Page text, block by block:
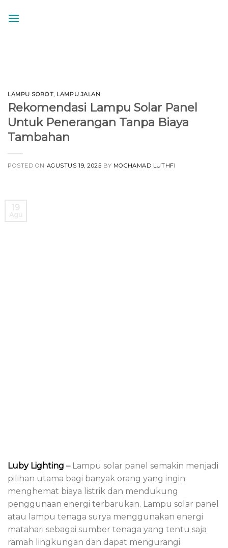
LAMPU SOROT, LAMPU JALAN
Rekomendasi Lampu Solar Panel
Untuk Penerangan Tanpa Biaya
Tambahan
POSTED ON AGUSTUS 19, 2025 BY MOCHAMAD LUTHFI
Luby Lighting –Lampu solar panel semakin menjadi
pilihan utama bagi banyak orang yang ingin
menghemat biaya listrik dan mendukung
penggunaan energi terbarukan. Lampu solar panel
atau lampu tenaga surya menggunakan energi
matahari sebagai sumber tenaga yang tentu saja
ramah lingkungan dan dapat mengurangi